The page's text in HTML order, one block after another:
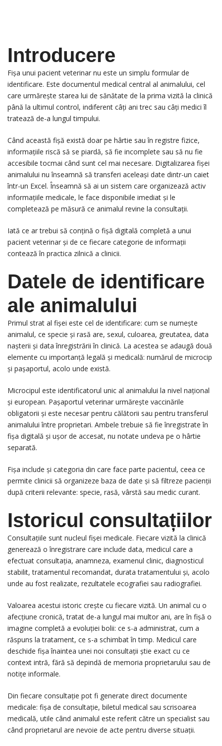
Introducere
Fișa unui pacient veterinar nu este un simplu formular de
identificare. Este documentul medical central al animalului, cel
care urmărește starea lui de sănătate de la prima vizită la clinică
până la ultimul control, indiferent câți ani trec sau câți medici îl
tratează de-a lungul timpului.
Când această fișă există doar pe hârtie sau în registre fizice,
informațiile riscă să se piardă, să fie incomplete sau să nu fie
accesibile tocmai când sunt cel mai necesare. Digitalizarea fișei
animalului nu înseamnă să transferi aceleași date dintr-un caiet
într-un Excel. Înseamnă să ai un sistem care organizează activ
informațiile medicale, le face disponibile imediat și le
completează pe măsură ce animalul revine la consultații.
Iată ce ar trebui să conțină o fișă digitală completă a unui
pacient veterinar și de ce fiecare categorie de informații
contează în practica zilnică a clinicii.
Datele de identificare
ale animalului
Primul strat al fișei este cel de identificare: cum se numește
animalul, ce specie și rasă are, sexul, culoarea, greutatea, data
nașterii și data înregistrării în clinică. La acestea se adaugă două
elemente cu importanță legală și medicală: numărul de microcip
și pașaportul, acolo unde există.
Microcipul este identificatorul unic al animalului la nivel național
și european. Pașaportul veterinar urmărește vaccinările
obligatorii și este necesar pentru călătorii sau pentru transferul
animalului între proprietari. Ambele trebuie să fie înregistrate în
fișa digitală și ușor de accesat, nu notate undeva pe o hârtie
separată.
Fișa include și categoria din care face parte pacientul, ceea ce
permite clinicii să organizeze baza de date și să filtreze pacienții
după criterii relevante: specie, rasă, vârstă sau medic curant.
Istoricul consultațiilor
Consultațiile sunt nucleul fișei medicale. Fiecare vizită la clinică
generează o înregistrare care include data, medicul care a
efectuat consultația, anamneza, examenul clinic, diagnosticul
stabilit, tratamentul recomandat, durata tratamentului și, acolo
unde au fost realizate, rezultatele ecografiei sau radiografiei.
Valoarea acestui istoric crește cu fiecare vizită. Un animal cu o
afecțiune cronică, tratat de-a lungul mai multor ani, are în fișă o
imagine completă a evoluției bolii: ce s-a administrat, cum a
răspuns la tratament, ce s-a schimbat în timp. Medicul care
deschide fișa înaintea unei noi consultații știe exact cu ce
context intră, fără să depindă de memoria proprietarului sau de
notițe informale.
Din fiecare consultație pot fi generate direct documente
medicale: fișa de consultație, biletul medical sau scrisoarea
medicală, utile când animalul este referit către un specialist sau
când proprietarul are nevoie de acte pentru diverse situații.